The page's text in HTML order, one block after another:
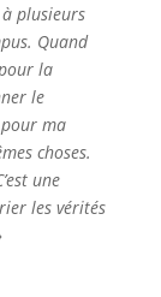
plusieurs
Quand
la
le
ma
choses.
une
les vérités